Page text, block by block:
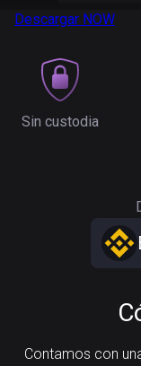
Descargar NOW
Sin custodia
Contamos con